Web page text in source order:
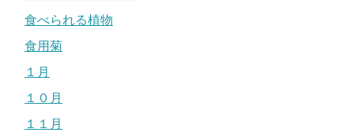
食べられる植物
食用菊
１月
１０月
１１月